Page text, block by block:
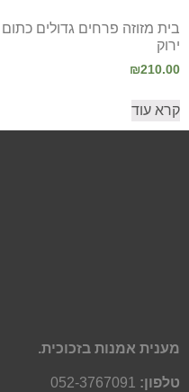
בית מזוזה פרחים גדולים כתום
ירוק
₪210.00
קרא עוד
מענית אמנות בזכוכית.
טלפון: 052-3767091